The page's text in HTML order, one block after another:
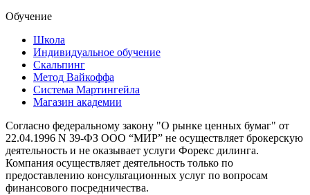
Обучение
Школа
Индивидуальное обучение
Скальпинг
Метод Вайкоффа
Система Мартингейла
Магазин академии
Согласно федеральному закону "О рынке ценных бумаг" от
22.04.1996 N 39-ФЗ ООО “МИР” не осуществляет брокерскую
деятельность и не оказывает услуги Форекс дилинга.
Компания осуществляет деятельность только по
предоставлению консультационных услуг по вопросам
финансового посредничества.